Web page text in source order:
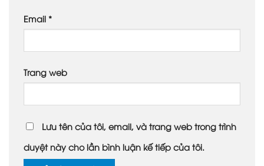
Email *
Trang web
Lưu tên của tôi, email, và trang web trong trình
duyệt này cho lần bình luận kế tiếp của tôi.